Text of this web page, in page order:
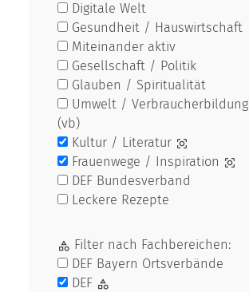
Digitale Welt
Gesundheit / Hauswirtschaft
Miteinander aktiv
Gesellschaft / Politik
Glauben / Spiritualität
Umwelt / Verbraucherbildung
(vb)
Kultur / Literatur
Frauenwege / Inspiration
DEF Bundesverband
Leckere Rezepte
Filter nach Fachbereichen:
DEF Bayern Ortsverbände
DEF